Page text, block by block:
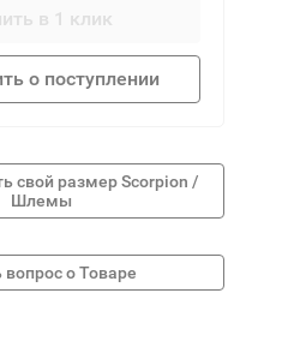
в 1 клик
о поступлении
свой размер Scorpion /
Шлемы